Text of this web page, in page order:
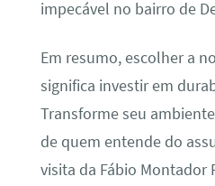
impecável no bairro de
Em resumo, escolher a
significa investir em
Transforme seu
de quem entende do
visita da Fábio Montador